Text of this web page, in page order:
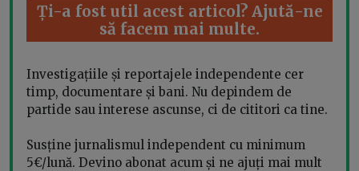
Ți-a fost util acest articol? Ajută-ne
să facem mai multe.
Investigațiile și reportajele independente cer
timp, documentare și bani. Nu depindem de
partide sau interese ascunse, ci de cititori ca tine.
Susține jurnalismul independent cu minimum
5€/lună. Devino abonat acum și ne ajuți mai mult